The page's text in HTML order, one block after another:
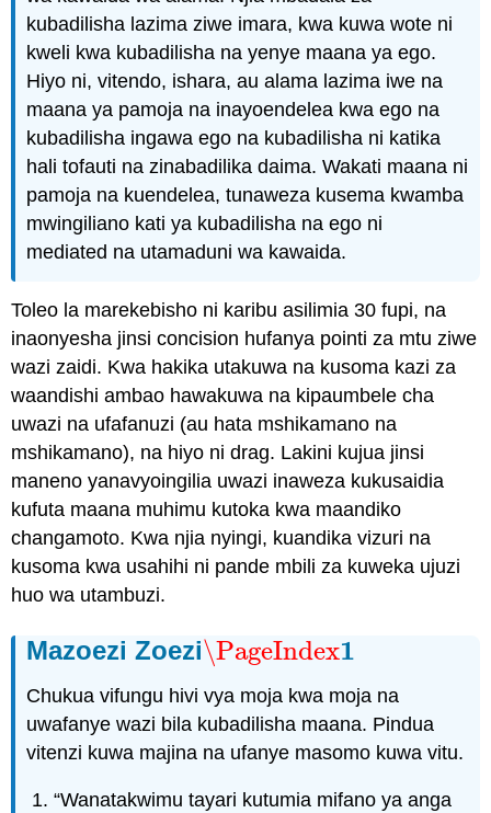
kubadilisha lazima ziwe imara, kwa kuwa wote ni
kweli kwa kubadilisha na yenye maana ya ego.
Hiyo ni, vitendo, ishara, au alama lazima iwe na
maana ya pamoja na inayoendelea kwa ego na
kubadilisha ingawa ego na kubadilisha ni katika
hali tofauti na zinabadilika daima. Wakati maana ni
pamoja na kuendelea, tunaweza kusema kwamba
mwingiliano kati ya kubadilisha na ego ni
mediated na utamaduni wa kawaida.
Toleo la marekebisho ni karibu asilimia 30 fupi, na
inaonyesha jinsi concision hufanya pointi za mtu ziwe
wazi zaidi. Kwa hakika utakuwa na kusoma kazi za
waandishi ambao hawakuwa na kipaumbele cha
uwazi na ufafanuzi (au hata mshikamano na
mshikamano), na hiyo ni drag. Lakini kujua jinsi
maneno yanavyoingilia uwazi inaweza kukusaidia
kufuta maana muhimu kutoka kwa maandiko
changamoto. Kwa njia nyingi, kuandika vizuri na
kusoma kwa usahihi ni pande mbili za kuweka ujuzi
huo wa utambuzi.
Mazoezi Zoezi\PageIndex1
\PageIndex1
Chukua vifungu hivi vya moja kwa moja na
uwafanye wazi bila kubadilisha maana. Pindua
vitenzi kuwa majina na ufanye masomo kuwa vitu.
“Wanatakwimu tayari kutumia mifano ya anga